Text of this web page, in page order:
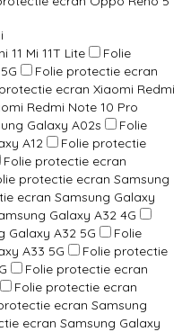
Mi 11T Lite
Folie
Folie protectie ecran
ecran Xiaomi Redmi
Redmi Note 10 Pro
Galaxy A02s
Folie
A12
Folie protectie
Folie protectie ecran
protectie ecran Samsung
ecran Samsung Galaxy
Galaxy A32 4G
Galaxy A32 5G
Folie
A33 5G
Folie protectie
Folie protectie ecran
Folie protectie ecran
ecran Samsung
ecran Samsung Galaxy